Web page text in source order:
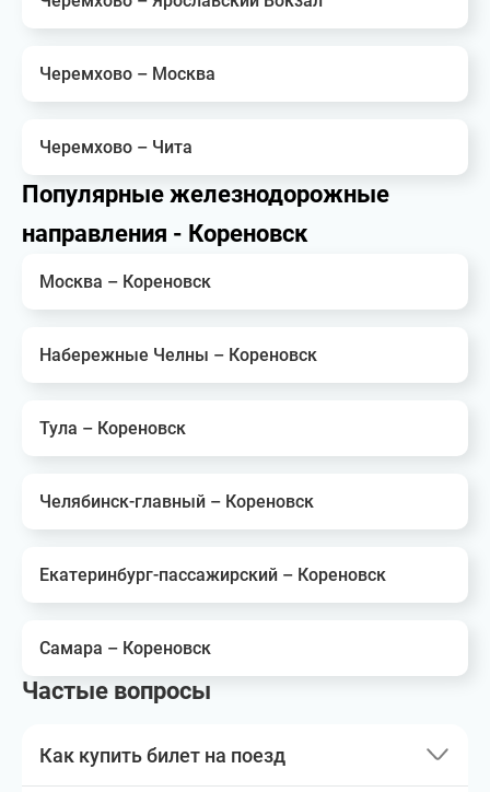
Черемхово – Москва
Черемхово – Чита
Популярные железнодорожные
направления - Кореновск
Москва – Кореновск
Набережные Челны – Кореновск
Тула – Кореновск
Челябинск-главный – Кореновск
Екатеринбург-пассажирский – Кореновск
Самара – Кореновск
Частые вопросы
Как купить билет на поезд